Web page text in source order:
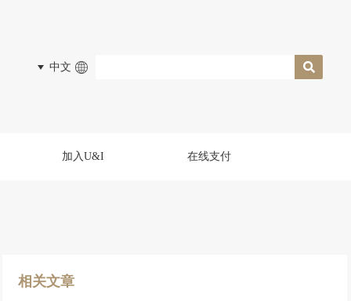
中文
加入U&I 在线支付
相关文章